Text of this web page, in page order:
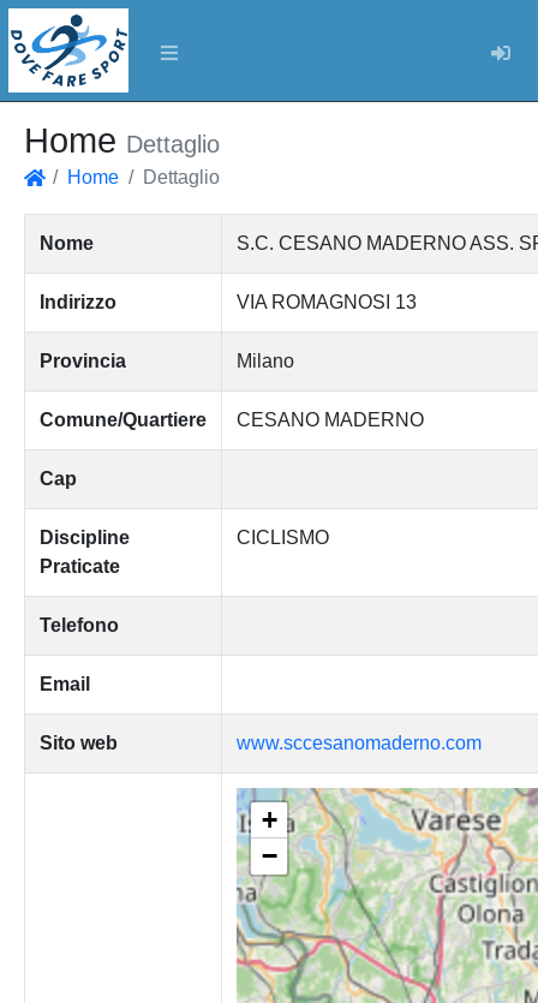
Home Dettaglio
Home Dettaglio
Nome S.C. CESANO MADERNO ASS.
Indirizzo VIA ROMAGNOSI 13
Provincia Milano
Comune/Quartiere CESANO MADERNO
Cap
Discipline
Praticate
CICLISMO
Telefono
Email
Sito web www.sccesanomaderno.com
+
−